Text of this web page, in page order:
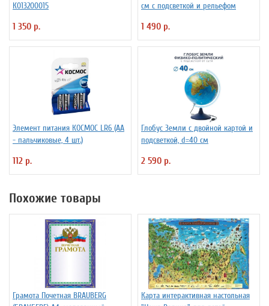
К013200015
1 350 р.
см с подсветкой и рельефом
1 490 р.
Элемент питания КОСМОС LR6 (АА
- пальчиковые, 4 шт.)
112 р.
Глобус Земли с двойной картой и
подсветкой, d=40 см
2 590 р.
Похожие товары
Грамота Почетная BRAUBERG
Карта интерактивная настольная